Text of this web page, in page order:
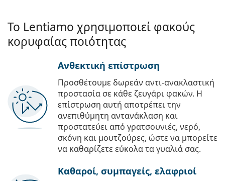
Το Lentiamo χρησιμοποιεί φακούς
κορυφαίας ποιότητας
Ανθεκτική επίστρωση
Προσθέτουμε δωρεάν αντι-ανακλαστική
προστασία σε κάθε ζευγάρι φακών. Η
επίστρωση αυτή αποτρέπει την
ανεπιθύμητη αντανάκλαση και
προστατεύει από γρατσουνιές, νερό,
σκόνη και μουτζούρες, ώστε να μπορείτε
να καθαρίζετε εύκολα τα γυαλιά σας.
Καθαροί, συμπαγείς, ελαφριοί